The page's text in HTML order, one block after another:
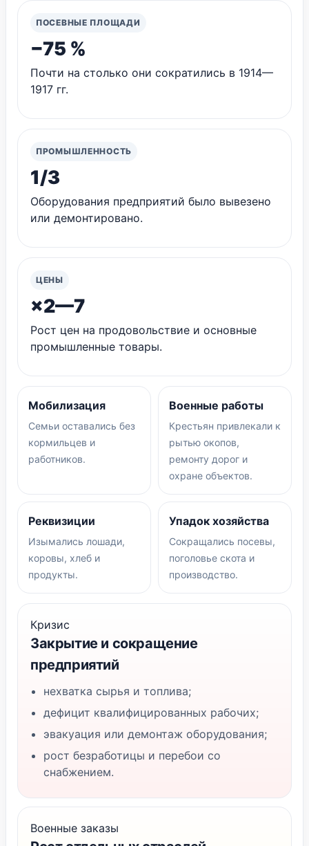
ПОСЕВНЫЕ ПЛОЩАДИ
−75 %
Почти на столько они сократились в 1914—
1917 гг.
ПРОМЫШЛЕННОСТЬ
1/3
Оборудования предприятий было вывезено
или демонтировано.
ЦЕНЫ
×2—7
Рост цен на продовольствие и основные
промышленные товары.
Мобилизация
Семьи оставались без
кормильцев и
работников.
Военные работы
Крестьян привлекали к
рытью окопов,
ремонту дорог и
охране объектов.
Реквизиции
Изымались лошади,
коровы, хлеб и
продукты.
Упадок хозяйства
Сокращались посевы,
поголовье скота и
производство.
Кризис
Закрытие и сокращение
предприятий
нехватка сырья и топлива;
дефицит квалифицированных рабочих;
эвакуация или демонтаж оборудования;
рост безработицы и перебои со
снабжением.
Военные заказы